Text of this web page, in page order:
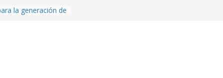
la generación de
con Inteligencia